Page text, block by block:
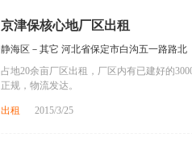
京津保核心地厂区出租
静海区－其它 河北省保定市白沟五一路路北
占地20余亩厂区出租，厂区内有已建好的
正规，物流发达。
出租 2015/3/25